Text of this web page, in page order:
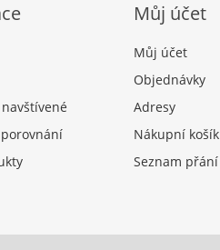
Můj účet
Můj účet
Objednávky
Adresy
Nákupní košík
Seznam přání